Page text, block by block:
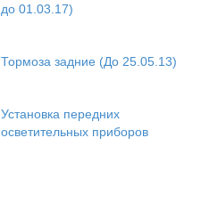
до 01.03.17)
Тормоза задние (До 25.05.13)
Установка передних
осветительных приборов